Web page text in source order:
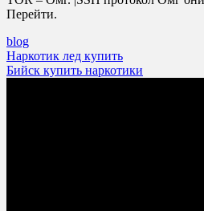
Перейти.
blog
Post
navigation
Наркотик лед купить
Бийск купить наркотики